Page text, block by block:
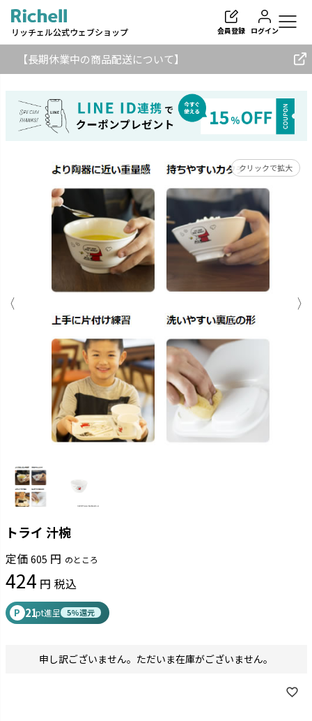
リッチェル公式ウェブショップ 会員登録 ログイン
【長期休業中の商品配送について】
クリックで拡大
トライ 汁椀
定価 605 のところ
424 税込
P 21pt進呈 5%還元
申し訳ございません。ただいま在庫がございません。